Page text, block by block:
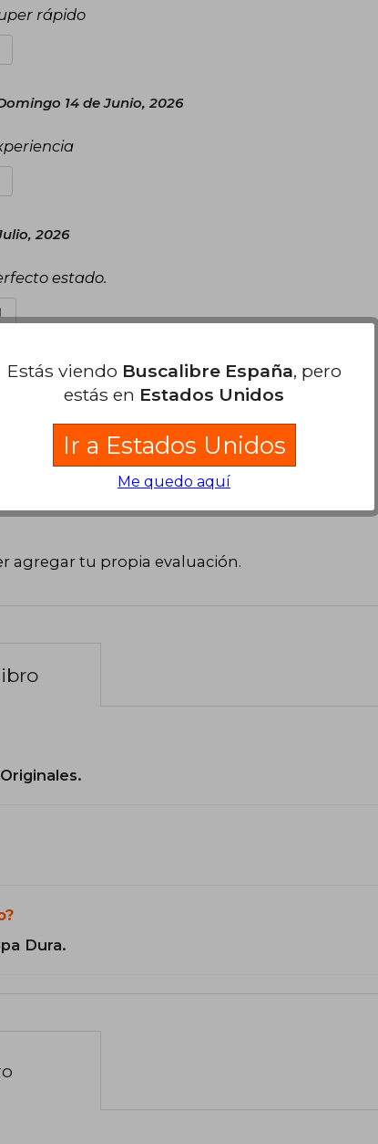
rápido
14 de Junio, 2026
2026
estado.
2026
es excepcional, las ilustraciones
Llegó rápido y en buen estado.
agregar tu propia evaluación.
Dura.
Estás viendo Buscalibre España, pero
estás en Estados Unidos
Ir a Estados Unidos
Me quedo aquí